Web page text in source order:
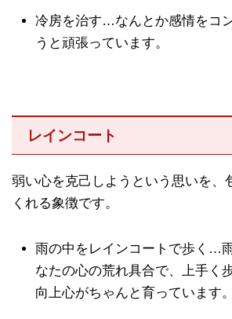
冷房を治す…なんとか感情をコ
うと頑張っています。
レインコート
弱い心を克己しようという思いを、
くれる象徴です。
雨の中をレインコートで歩く…
なたの心の荒れ具合で、上手く
向上心がちゃんと育っています。